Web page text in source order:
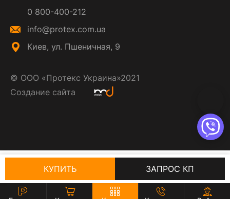
0 800-400-212
info@protex.com.ua
Киев, ул. Пшеничная, 9
© ООО «Протекс Украина»2021
Создание сайта
КУПИТЬ ЗАПРОС КП